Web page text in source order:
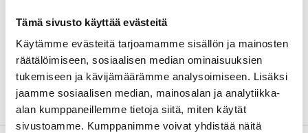
Tämä sivusto käyttää evästeitä
Käytämme evästeitä tarjoamamme sisällön ja mainosten
räätälöimiseen, sosiaalisen median ominaisuuksien
tukemiseen ja kävijämäärämme analysoimiseen. Lisäksi
jaamme sosiaalisen median, mainosalan ja analytiikka-
alan kumppaneillemme tietoja siitä, miten käytät
sivustoamme. Kumppanimme voivat yhdistää näitä
Width
Thickness
6 µm
Coverage
20 m²